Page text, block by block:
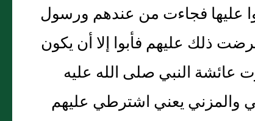
عليها فجاءت من عندهم ورسول
ذلك عليهم فأبوا إلا أن يكون
عائشة النبي صلى الله عليه
والمزني يعني اشترطي عليهم